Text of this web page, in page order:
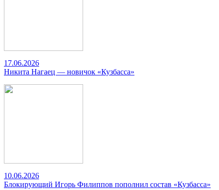
17.06.2026
Никита Нагаец — новичок «Кузбасса»
10.06.2026
Блокирующий Игорь Филиппов пополнил состав «Кузбасса»